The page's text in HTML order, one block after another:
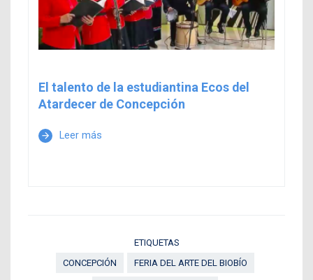
El talento de la estudiantina Ecos del
Atardecer de Concepción
arrow_forward Leer más
ETIQUETAS
CONCEPCIÓN
FERIA DEL ARTE DEL BIOBÍO